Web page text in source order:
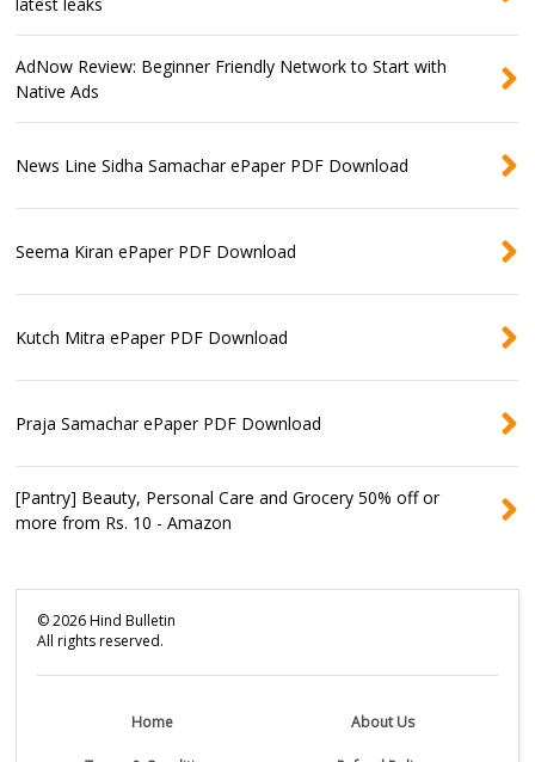
AdNow Review: Beginner Friendly Network to Start with
Native Ads
News Line Sidha Samachar ePaper PDF Download
Seema Kiran ePaper PDF Download
Kutch Mitra ePaper PDF Download
Praja Samachar ePaper PDF Download
[Pantry] Beauty, Personal Care and Grocery 50% off or
more from Rs. 10 - Amazon
©2026Hind Bulletin
All rights reserved.
Home About Us